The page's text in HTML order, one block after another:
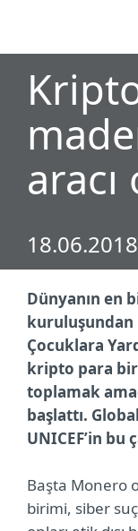
18.06.2018
Dünyanın en
Çocuklara
kripto para
toplamak
başlattı.
UNICEF’in bu
Başta Monero
birimi, siber